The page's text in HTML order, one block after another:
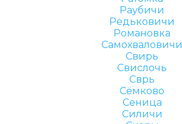
Раубичи
Редьковичи
Романовка
Самохваловичи
Свирь
Свислочь
Сврь
Сёмково
Сеница
Силичи